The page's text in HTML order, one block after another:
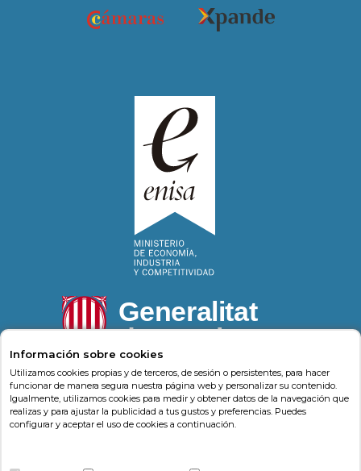
Psonríe Carrer de la Llacuna 162 08018, Barcelona
(Barcelona)-Psonrie.com
Información sobre cookies
Utilizamos cookies propias y de terceros, de sesión o persistentes, para hacer
funcionar de manera segura nuestra página web y personalizar su contenido.
Igualmente, utilizamos cookies para medir y obtener datos de la navegación que
realizas y para ajustar la publicidad a tus gustos y preferencias. Puedes
configurar y aceptar el uso de cookies a continuación.